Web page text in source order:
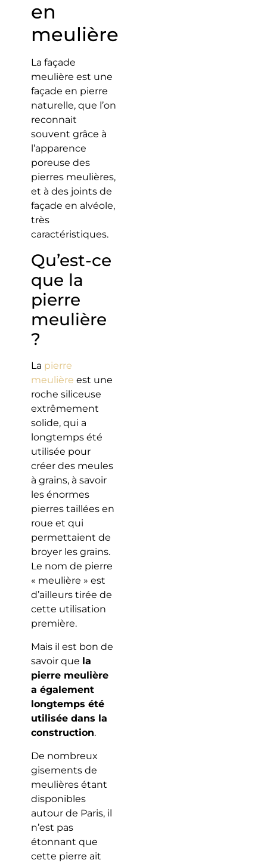
en
meulière
La façade
meulière est une
façade en pierre
naturelle, que l’on
reconnait
souvent grâce à
l’apparence
poreuse des
pierres meulières,
et à des joints de
façade en alvéole,
très
caractéristiques.
Qu’est-ce
que la
pierre
meulière
?
La pierre
meulière est une
roche siliceuse
extrêmement
solide, qui a
longtemps été
utilisée pour
créer des meules
à grains, à savoir
les énormes
pierres taillées en
roue et qui
permettaient de
broyer les grains.
Le nom de pierre
« meulière » est
d’ailleurs tirée de
cette utilisation
première.
Mais il est bon de
savoir que la
pierre meulière
a également
longtemps été
utilisée dans la
construction.
De nombreux
gisements de
meulières étant
disponibles
autour de Paris, il
n’est pas
étonnant que
cette pierre ait